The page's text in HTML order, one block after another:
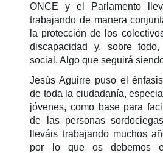
ONCE y el Parlamento
trabajando de manera
la protección de los
discapacidad y, sobre
social. Algo que seguirá
Jesús Aguirre puso el
de toda la ciudadanía,
jóvenes, como base para
de las personas
lleváis trabajando muchos
por lo que os debemos